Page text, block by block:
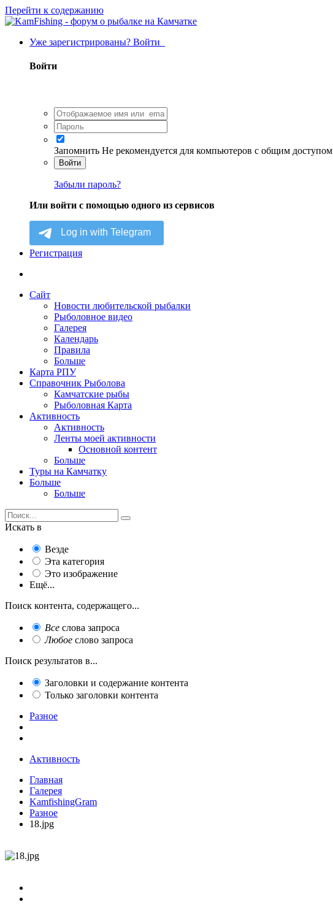
Перейти к содержанию
Уже зарегистрированы? Войти
Войти
Запомнить Не рекомендуется для компьютеров с общим доступом
Войти
Забыли пароль?
Или войти с помощью одного из сервисов
Регистрация
Сайт
Новости любительской рыбалки
Рыболовное видео
Галерея
Календарь
Правила
Больше
Карта РПУ
Справочник Рыболова
Камчатские рыбы
Рыболовная Карта
Активность
Активность
Ленты моей активности
Основной контент
Больше
Туры на Камчатку
Больше
Больше
Искать в
Везде
Эта категория
Это изображение
Ещё...
Поиск контента, содержащего...
Все слова запроса
Любое слово запроса
Поиск результатов в...
Заголовки и содержание контента
Только заголовки контента
Разное
Активность
Главная
Галерея
KamfishingGram
Разное
18.jpg